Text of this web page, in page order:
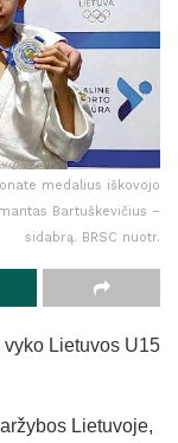
medalius iškovojo
Bartuškevičius –
sidabrą. BRSC nuotr.
Lietuvos U15
Lietuvoje,